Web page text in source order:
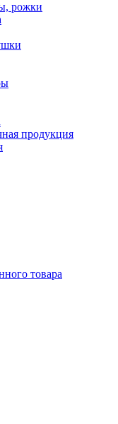
рожки
продукция
товара